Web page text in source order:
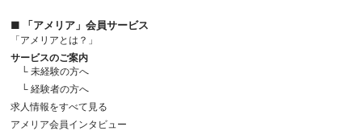
■ 「アメリア」会員サービス
「アメリアとは？」
サービスのご案内
└ 未経験の方へ
└ 経験者の方へ
求人情報をすべて見る
アメリア会員インタビュー